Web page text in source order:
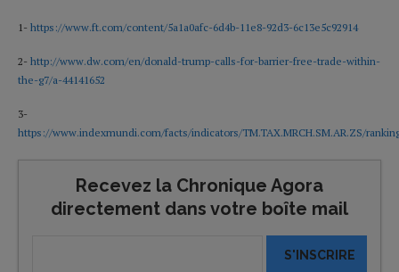
1- https://www.ft.com/content/5a1a0afc-6d4b-11e8-92d3-6c13e5c92914
2- http://www.dw.com/en/donald-trump-calls-for-barrier-free-trade-within-
the-g7/a-44141652
3-
https://www.indexmundi.com/facts/indicators/TM.TAX.MRCH.SM.AR.ZS/
Recevez la Chronique Agora
directement dans votre boîte mail
S'INSCRIRE